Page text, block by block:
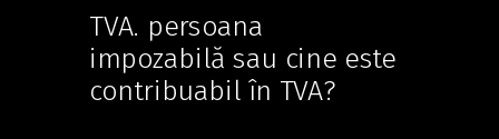
TVA. persoana
impozabilă sau cine este
contribuabil în TVA?